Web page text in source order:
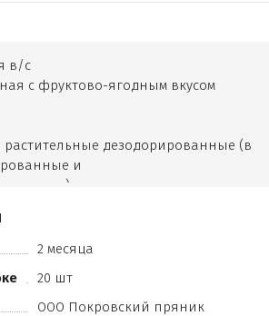
в/с
с фруктово-ягодным вкусом
растительные дезодорированные (в
и
молоко с сахаром (молоко
вещество (ванилин-
2 месяца
20 шт
ООО Покровский пряник